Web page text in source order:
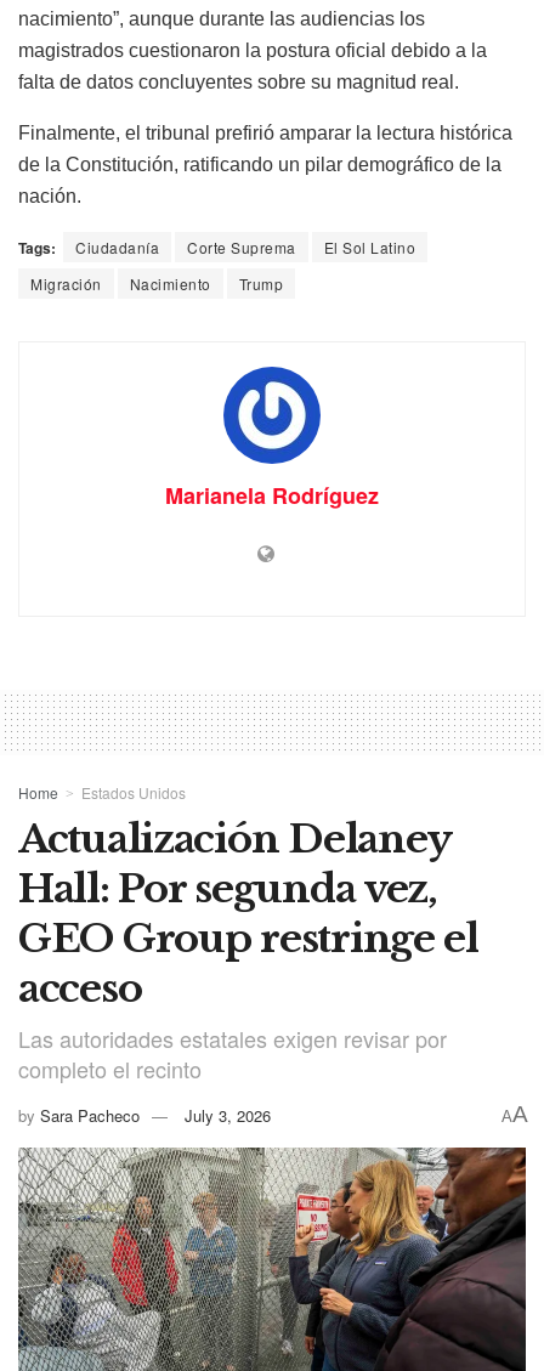
nacimiento”, aunque durante las audiencias los
magistrados cuestionaron la postura oficial debido a la
falta de datos concluyentes sobre su magnitud real.
Finalmente, el tribunal prefirió amparar la lectura histórica
de la Constitución, ratificando un pilar demográfico de la
nación.
Tags: Ciudadanía Corte Suprema
El Sol Latino
Migración
Nacimiento Trump
Marianela Rodríguez
Home Estados Unidos
Actualización Delaney
Hall: Por segunda vez,
GEO Group restringe el
acceso
Las autoridades estatales exigen revisar por
completo el recinto
by Sara Pacheco July 3, 2026 AA